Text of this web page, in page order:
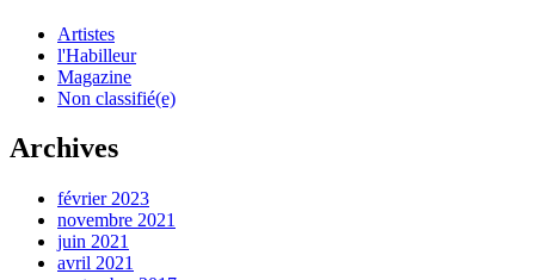
Artistes
l'Habilleur
Magazine
Non classifié(e)
Archives
février 2023
novembre 2021
juin 2021
avril 2021